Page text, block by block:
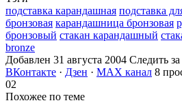
подставка карандашная подставка
бронзовая карандашница бронзовая
бронзовый стакан карандашный
bronze
Добавлен 31 августа 2004 Следить
ВКонтакте · Дзен · MAX канал 8
02
Похожее по теме